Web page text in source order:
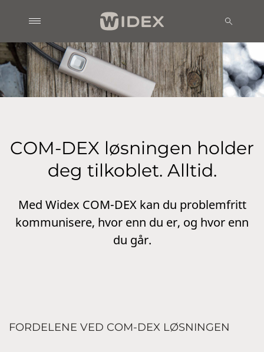
COM-DEX løsningen holder
deg tilkoblet. Alltid.
Med Widex COM-DEX kan du problemfritt
kommunisere, hvor enn du er, og hvor enn
du går.
FORDELENE VED COM-DEX LØSNINGEN